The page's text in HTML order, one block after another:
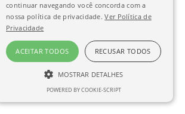
continuar navegando você concorda com a
nossa política de privacidade.Ver Política de
Privacidade
ACEITAR TODOS RECUSAR TODOS
MOSTRAR DETALHES
ESTRITAMENTE NECESSÁRIO
POWERED BY COOKIE-SCRIPT